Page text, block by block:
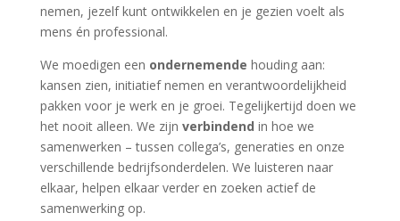
nemen, jezelf kunt ontwikkelen en je gezien voelt als
mens én professional.
We moedigen een ondernemende houding aan:
kansen zien, initiatief nemen en verantwoordelijkheid
pakken voor je werk en je groei. Tegelijkertijd doen we
het nooit alleen. We zijn verbindend in hoe we
samenwerken – tussen collega’s, generaties en onze
verschillende bedrijfsonderdelen. We luisteren naar
elkaar, helpen elkaar verder en zoeken actief de
samenwerking op.